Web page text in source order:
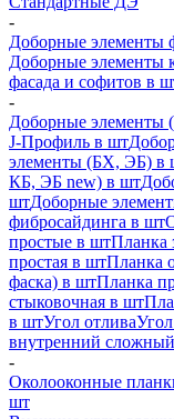
-
Доборные элементы
Доборные элементы
фасада и софитов в
-
Доборные
J-Профиль в шт
элементы (БХ, ЭБ) в
КБ, ЭБ new) в шт
штДоборные
фибросайдинга в шт
простые в штПланка
простая в штПланка
фаска) в штПланка
стыковочная в шт
в штУгол отлива
внутренний
-
Околооконные
шт